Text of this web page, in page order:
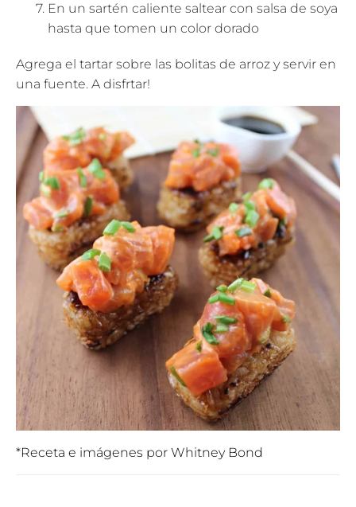
En un sartén caliente saltear con salsa de soya
hasta que tomen un color dorado
Agrega el tartar sobre las bolitas de arroz y servir en
una fuente. A disfrtar!
*Receta e imágenes por Whitney Bond